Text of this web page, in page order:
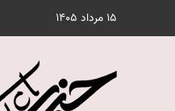
15 مرداد 1405